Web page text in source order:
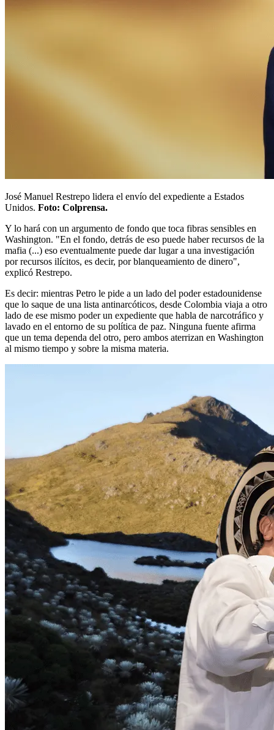
José Manuel Restrepo lidera el envío del expediente a Estados
Unidos. Foto: Colprensa.
Y lo hará con un argumento de fondo que toca fibras sensibles en
Washington. "En el fondo, detrás de eso puede haber recursos de la
mafia (...) eso eventualmente puede dar lugar a una investigación
por recursos ilícitos, es decir, por blanqueamiento de dinero",
explicó Restrepo.
Es decir: mientras Petro le pide a un lado del poder estadounidense
que lo saque de una lista antinarcóticos, desde Colombia viaja a otro
lado de ese mismo poder un expediente que habla de narcotráfico y
lavado en el entorno de su política de paz. Ninguna fuente afirma
que un tema dependa del otro, pero ambos aterrizan en Washington
al mismo tiempo y sobre la misma materia.